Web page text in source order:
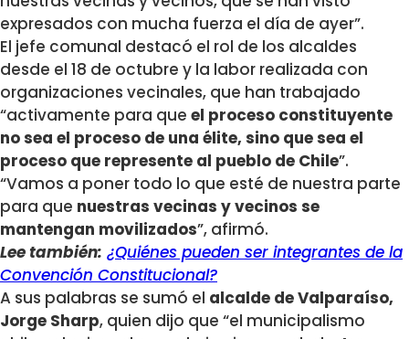
expresados con mucha fuerza el día de ayer”.
El jefe comunal destacó el rol de los alcaldes
desde el 18 de octubre y la labor realizada con
organizaciones vecinales, que han trabajado
“activamente para que el proceso constituyente
no sea el proceso de una élite, sino que sea el
proceso que represente al pueblo de Chile”.
“Vamos a poner todo lo que esté de nuestra parte
para que nuestras vecinas y vecinos se
mantengan movilizados”, afirmó.
Lee también: ¿Quiénes pueden ser integrantes de la
Convención Constitucional?
A sus palabras se sumó el alcalde de Valparaíso,
Jorge Sharp, quien dijo que “el municipalismo